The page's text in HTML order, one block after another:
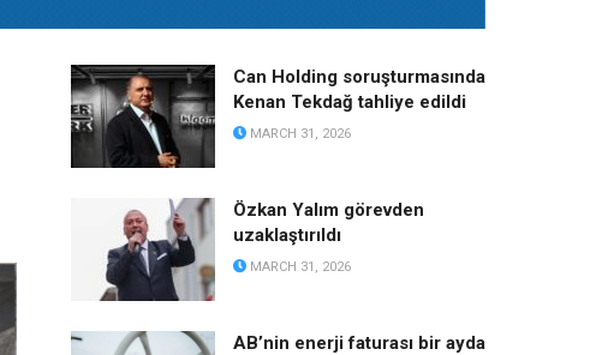
Can Holding soruşturmasında
Kenan Tekdağ tahliye edildi
MARCH 31, 2026
Özkan Yalım görevden
uzaklaştırıldı
MARCH 31, 2026
AB’nin enerji faturası bir ayda